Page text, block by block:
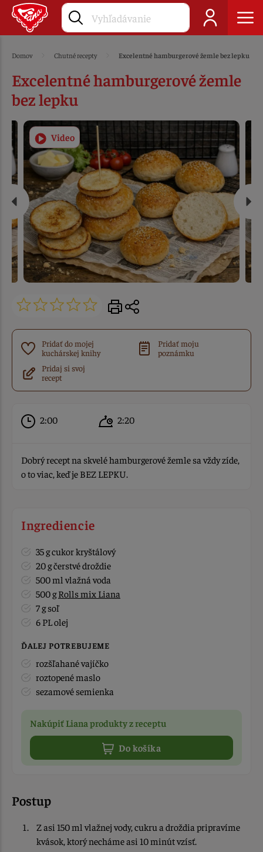
Domov Chutné recepty Excelentné hamburgerové žemle bez lepku
Excelentné hamburgerové žemle
bez lepku
Video
Pridať do mojej
kuchárskej knihy
Pridať moju
poznámku
Pridaj si svoj
recept
2:00 2:20
Dobrý recept na skvelé hamburgerové žemle sa vždy zíde,
o to viac, keď je BEZ LEPKU.
Ingrediencie
35 g cukor kryštálový
20 g čerstvé droždie
500 ml vlažná voda
500 gRolls mix Liana
7 g soľ
6 PL olej
ĎALEJ POTREBUJEME
rozšľahané vajíčko
roztopené maslo
sezamové semienka
Nakúpiť Liana produkty z receptu
Do košíka
Postup
Z asi 150 ml vlažnej vody, cukru a droždia pripravíme
kvások, ktorý necháme asi 10 minút vzísť.